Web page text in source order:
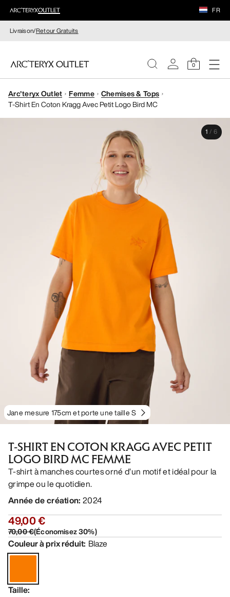
FR
Livraison/Retour Gratuits
0
FEMME
Arc'teryx Outlet Femme
Chemises & Tops
T-Shirt En Coton Kragg Avec Petit Logo Bird MC
Jane mesure 175cm et porte une taille S
1 / 6
T-SHIRT EN COTON KRAGG AVEC PETIT
LOGO BIRD MC FEMME
T-shirt à manches courtes orné d’un motif et idéal pour la
grimpe ou le quotidien.
Année de création: 2024
49,00 €
70,00 €(Économisez30%)
Couleur à prix réduit: Blaze
Taille: